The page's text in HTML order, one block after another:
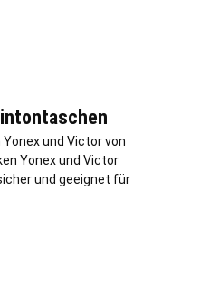
und Victor von
Yonex und Victor
und geeignet für